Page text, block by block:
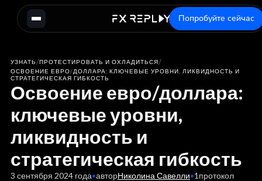
Попробуйте сейчас
УЗНАТЬ/ПРОТЕСТИРОВАТЬ И ОХЛАДИТЬСЯ/
ОСВОЕНИЕ ЕВРО/ДОЛЛАРА: КЛЮЧЕВЫЕ УРОВНИ, ЛИКВИДНОСТЬ И
СТРАТЕГИЧЕСКАЯ ГИБКОСТЬ
Освоение евро/доллара:
ключевые уровни,
ликвидность и
стратегическая гибкость
3 сентября 2024 года•авторНиколина Савелли•1 протокол